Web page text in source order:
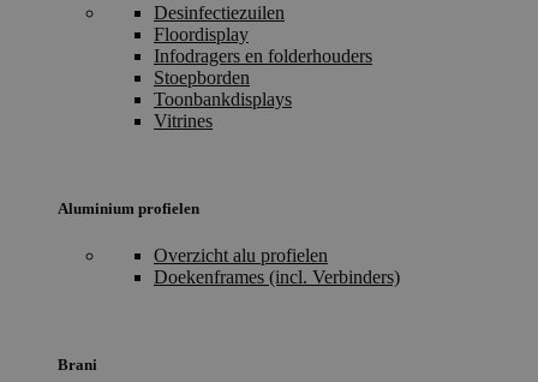
Desinfectiezuilen
Floordisplay
Infodragers en folderhouders
Stoepborden
Toonbankdisplays
Vitrines
Aluminium profielen
Overzicht alu profielen
Doekenframes (incl. Verbinders)
Brani